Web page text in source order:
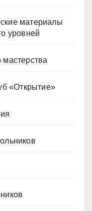
материалы
уровней
«Открытие»